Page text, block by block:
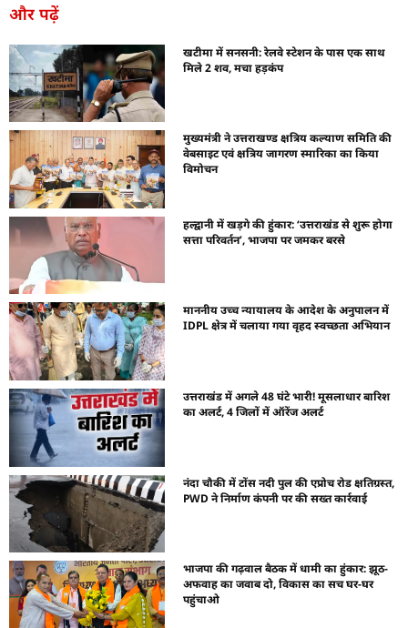
और पढ़ें
खटीमा में सनसनी: रेलवे स्टेशन के पास एक साथ
मिले 2 शव, मचा हड़कंप
मुख्यमंत्री ने उत्तराखण्ड क्षत्रिय कल्याण समिति की
वेबसाइट एवं क्षत्रिय जागरण स्मारिका का किया
विमोचन
हल्द्वानी में खड़गे की हुंकार: ‘उत्तराखंड से शुरू होगा
सत्ता परिवर्तन’, भाजपा पर जमकर बरसे
माननीय उच्च न्यायालय के आदेश के अनुपालन में
IDPL क्षेत्र में चलाया गया वृहद स्वच्छता अभियान
उत्तराखंड में अगले 48 घंटे भारी! मूसलाधार बारिश
का अलर्ट, 4 जिलों में ऑरेंज अलर्ट
नंदा चौकी में टोंस नदी पुल की एप्रोच रोड क्षतिग्रस्त,
PWD ने निर्माण कंपनी पर की सख्त कार्रवाई
भाजपा की गढ़वाल बैठक में धामी का हुंकार: झूठ-
अफवाह का जवाब दो, विकास का सच घर-घर
पहुंचाओ